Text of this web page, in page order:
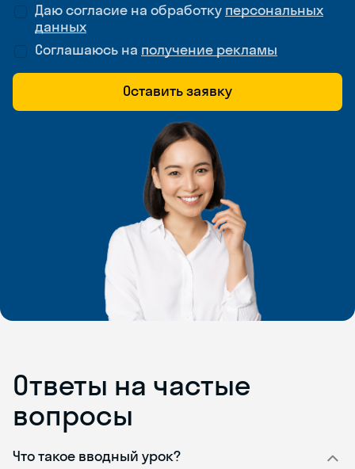
Даю согласие на обработку персональных
данных
Соглашаюсь на получение рекламы
Оставить заявку
Ответы на частые
вопросы
Что такое вводный урок?